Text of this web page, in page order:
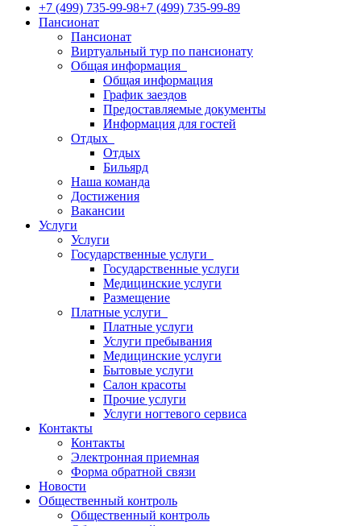
+7 (499) 735-99-98+7 (499) 735-99-89
Пансионат
Пансионат
Виртуальный тур по пансионату
Общая информация
Общая информация
График заездов
Предоставляемые документы
Информация для гостей
Отдых
Отдых
Бильярд
Наша команда
Достижения
Вакансии
Услуги
Услуги
Государственные услуги
Государственные услуги
Медицинские услуги
Размещение
Платные услуги
Платные услуги
Услуги пребывания
Медицинские услуги
Бытовые услуги
Салон красоты
Прочие услуги
Услуги ногтевого сервиса
Контакты
Контакты
Электронная приемная
Форма обратной связи
Новости
Общественный контроль
Общественный контроль